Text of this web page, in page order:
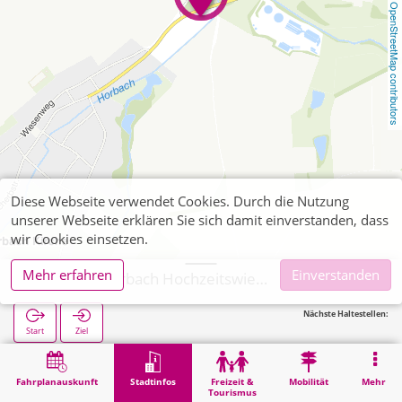
OpenStreetMap contributors
Fahrplanauskunft Stadtinfos
Freizeit &
Tourismus
Mobilität Mehr
Start Ziel
Nächste Haltestellen:
Stadtinfos Aachen, Horbach Hochzeitswiese
Diese Webseite verwendet Cookies. Durch die Nutzung
unserer Webseite erklären Sie sich damit einverstanden, dass
wir Cookies einsetzen.
Mehr erfahren
Einverstanden